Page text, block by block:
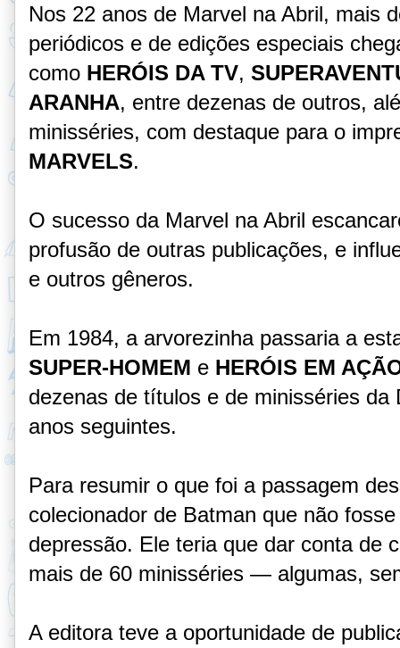
Nos 22 anos de Marvel na Abril, mais
periódicos e de edições especiais
como HERÓIS DA TV,
ARANHA, entre dezenas de outros,
minisséries, com destaque para o
MARVELS.
O sucesso da Marvel na Abril
profusão de outras publicações, e
e outros gêneros.
Em 1984, a arvorezinha passaria a
SUPER-HOMEM e HERÓIS EM
dezenas de títulos e de minisséries da
anos seguintes.
Para resumir o que foi a passagem
colecionador de Batman que não
depressão. Ele teria que dar conta de
mais de 60 minisséries — algumas,
A editora teve a oportunidade de